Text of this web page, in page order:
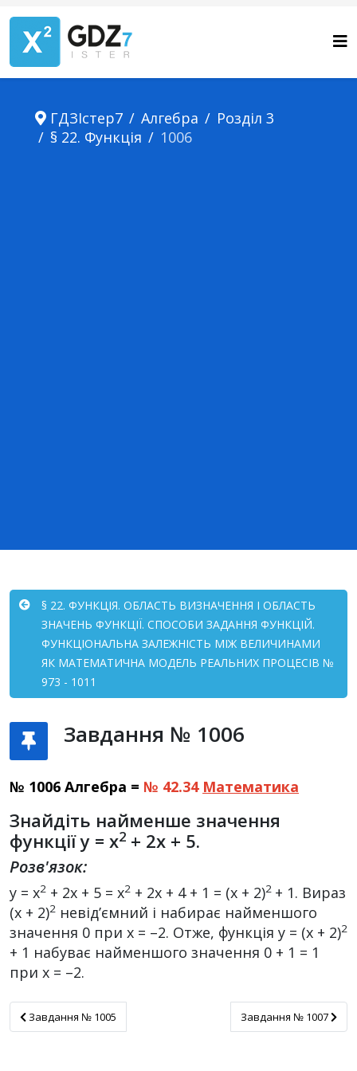
ГДЗІстер7 Алгебра
Розділ 3
§ 22. Функція
1006
§ 22. ФУНКЦІЯ. ОБЛАСТЬ ВИЗНАЧЕННЯ І ОБЛАСТЬ
ЗНАЧЕНЬ ФУНКЦІЇ. СПОСОБИ ЗАДАННЯ ФУНКЦІЙ.
ФУНКЦІОНАЛЬНА ЗАЛЕЖНІСТЬ МІЖ ВЕЛИЧИНАМИ
ЯК МАТЕМАТИЧНА МОДЕЛЬ РЕАЛЬНИХ ПРОЦЕСІВ №
973 - 1011
Завдання № 1006
№ 1006 Алгебра = № 42.34 Математика
Знайдіть найменше значення
функції y = x2 + 2x + 5.
Розв'язок:
у = х2 + 2х + 5 = x2 + 2х + 4 + 1 = (х + 2)2 + 1. Вираз
(х + 2)2 невід’ємний і набирає найменшого
значення 0 при х = –2. Отже, функція у = (х + 2)2
+ 1 набуває найменшого значення 0 + 1 = 1
при х = –2.
Завдання № 1005
Завдання № 1005 Завдання № 1007
Завдання № 1007